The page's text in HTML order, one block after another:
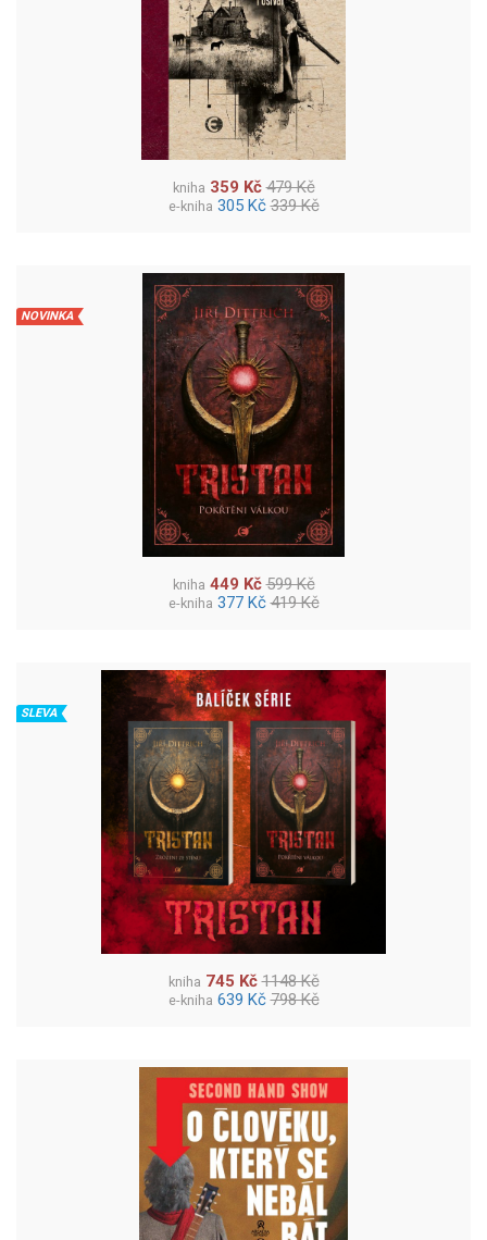
kniha 359 Kč 479 Kč
e-kniha 305 Kč 339 Kč
NOVINKA
kniha 449 Kč 599 Kč
e-kniha 377 Kč 419 Kč
SLEVA
kniha 745 Kč 1148 Kč
e-kniha 639 Kč 798 Kč